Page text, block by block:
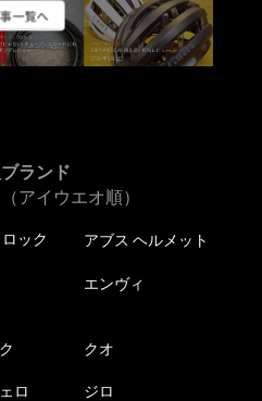
一覧へ
ランド
アイウエオ順）
ック アブス ヘルメット
エンヴィ
クオ
ロ ジロ